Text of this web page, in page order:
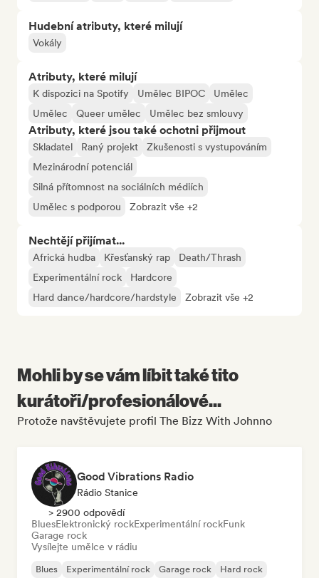
Hudební atributy, které milují
Vokály
Atributy, které milují
K dispozici na Spotify Umělec BIPOC
Umělec
Umělec
Queer umělec Umělec bez smlouvy
Atributy, které jsou také ochotni přijmout
Skladatel Raný projekt
Zkušenosti s vystupováním
Mezinárodní potenciál
Silná přítomnost na sociálních médiích
Umělec s podporou
Zobrazit vše +2
Nechtějí přijímat...
Africká hudba Křesťanský rap
Death/Thrash
Experimentální rock
Hardcore
Hard dance/hardcore/hardstyle
Zobrazit vše +2
Mohli by se vám líbit také tito
kurátoři/profesionálové...
Protože navštěvujete profil The Bizz With Johnno
Good Vibrations Radio
Rádio Stanice
> 2900 odpovědí
BluesElektronický rockExperimentální rockFunk
Garage rock
Vysílejte umělce v rádiu
Blues Experimentální rock Garage rock Hard rock